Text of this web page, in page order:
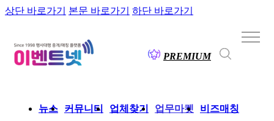
상단 바로가기 본문 바로가기 하단 바로가기
PREMIUM
뉴스 커뮤니티 업체찾기 업무마켓 비즈매칭